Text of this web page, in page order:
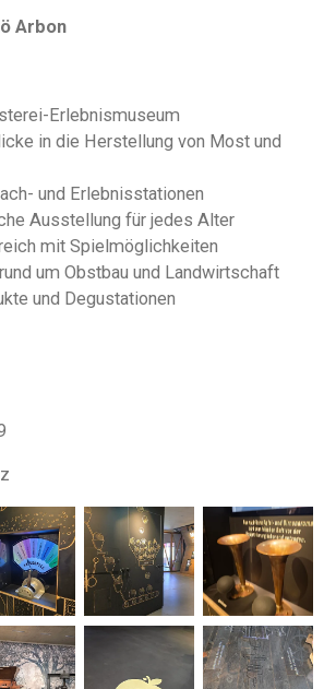
Arbon
Erlebnismuseum
in die Herstellung von Most und
und Erlebnisstationen
Ausstellung für jedes Alter
mit Spielmöglichkeiten
um Obstbau und Landwirtschaft
und Degustationen